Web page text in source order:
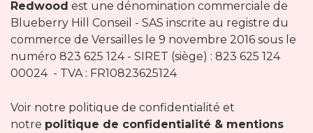
Redwood est une dénomination commerciale de
Blueberry Hill Conseil - SAS inscrite au registre du
commerce de Versailles le 9 novembre 2016 sous le
numéro 823 625 124 - SIRET (siège) : 823 625 124
00024 - TVA : FR10823625124
Voir notre politique de confidentialité et
notre politique de confidentialité & mentions